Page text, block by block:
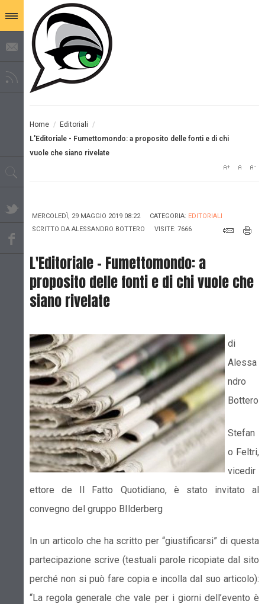
Home / Editoriali /
L'Editoriale - Fumettomondo: a proposito delle fonti e di chi
vuole che siano rivelate
MERCOLEDÌ, 29 MAGGIO 2019 08:22 CATEGORIA: EDITORIALI
SCRITTO DA ALESSANDRO BOTTERO VISITE: 7666
L'Editoriale - Fumettomondo: a
proposito delle fonti e di chi vuole che
siano rivelate
di
Alessa
ndro
Bottero
Stefan
o Feltri,
vicedir
ettore de Il Fatto Quotidiano, è stato invitato al
convegno del gruppo BIlderberg
In un articolo che ha scritto per “giustificarsi” di questa
partecipazione scrive (testuali parole ricopiate dal sito
perché non si può fare copia e incolla dal suo articolo):
“La regola generale che vale per i giorni dell’evento è